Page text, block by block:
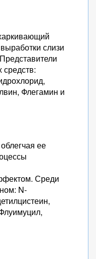
слизи
средств:
Флегамин и
ее
Среди
N-